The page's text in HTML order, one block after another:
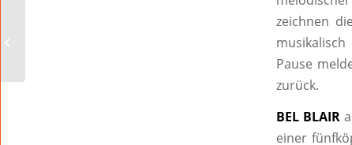
zeichnen
Pause
zurück.
BEL BLAIR
einer